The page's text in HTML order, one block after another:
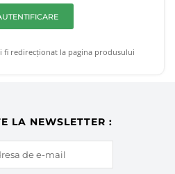
fi redirecționat la pagina produsului
LA NEWSLETTER :